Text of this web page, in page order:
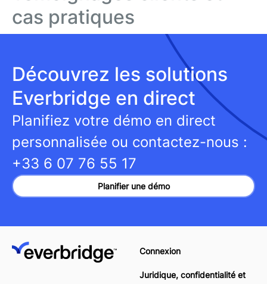
cas pratiques
Découvrez les solutions
Everbridge en direct
Planifiez votre démo en direct
personnalisée ou contactez-nous :
+33 6 07 76 55 17
Planifier une démo
Connexion
Juridique, confidentialité et